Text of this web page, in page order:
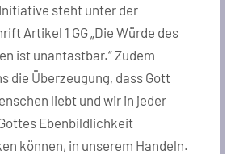
steht unter der
Artikel 1 GG „Die Würde des
ist unantastbar.“ Zudem
die Überzeugung, dass Gott
liebt und wir in jeder
Ebenbildlichkeit
können, in unserem Handeln.